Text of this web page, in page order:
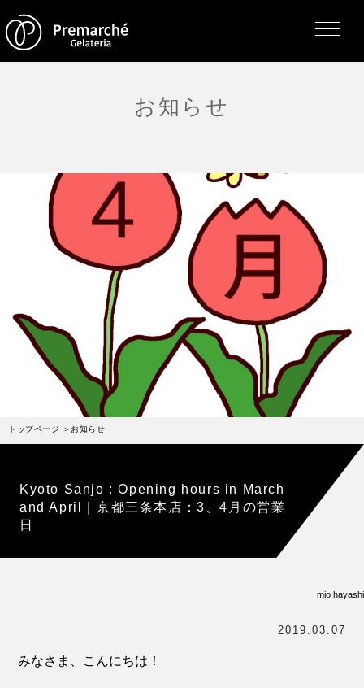
ジェラートについて
直営店・支店・分店
フレーバー（メニュー）
アレルゲン一覧
通販のご案内
お知らせ・メディア掲載
受賞歴
お問い合わせ
プレマルシェジェラテリアについて
お知らせ
トップページ お知らせ
Kyoto Sanjo : Opening hours in March
and April｜京都三条本店：3、4月の営業
日
mio hayashi
2019.03.07
みなさま、こんにちは！